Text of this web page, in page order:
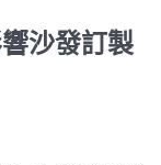
沙發訂製